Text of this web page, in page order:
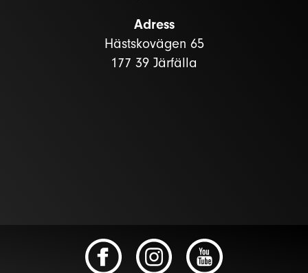
Adress
Hästskovägen 65
177 39 Järfälla